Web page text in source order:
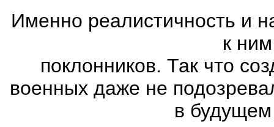
Именно реалистичность и
к
поклонников. Так что
военных даже не
в будущем